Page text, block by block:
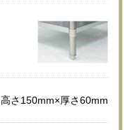
高さ150mm×厚さ60mm